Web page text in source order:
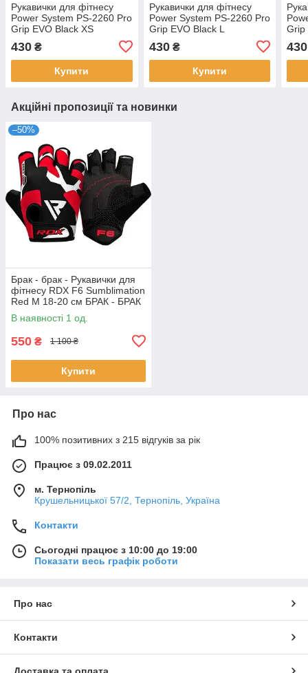
Рукавички для фітнесу
Power System PS-2260 Pro
Grip EVO Black XS
430 ₴
Купити
Рукавички для фітнесу
Power System PS-2260 Pro
Grip EVO Black L
430₴
Купити
Grip
430
Акційні пропозиції та новинки
–50%
Брак - брак - Рукавички для
фітнесу RDX F6 Sumblimation
Red M 18-20 см БРАК - БРАК
В наявності 1 од.
550 ₴ 1 100 ₴
Купити
Про нас
100% позитивних з 215 відгуків за рік
Працює з 09.02.2011
м. Тернопіль
Крушельницької 57/2, Тернопіль, Україна
Контакти
Сьогодні працює з 10:00 до 19:00
Показати весь графік роботи
Про нас
Контакти
Доставка та оплата